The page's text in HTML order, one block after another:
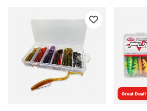
Great Deal!